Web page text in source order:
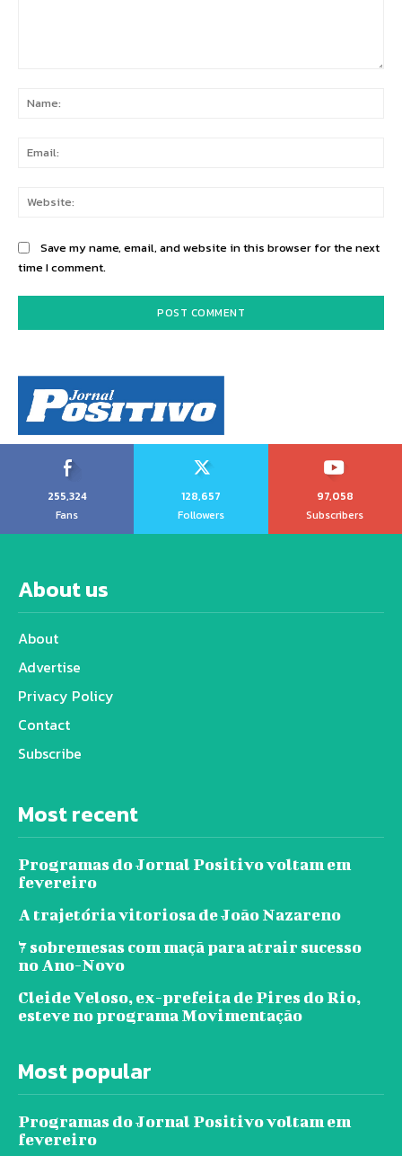
Save my name, email, and website in this browser for the next
time I comment.
255,324
Fans
128,657
Followers
97,058
Subscribers
About us
About
Advertise
Privacy Policy
Contact
Subscribe
Most recent
Programas do Jornal Positivo voltam em
fevereiro
A trajetória vitoriosa de João Nazareno
7 sobremesas com maçã para atrair sucesso
no Ano-Novo
Cleide Veloso, ex-prefeita de Pires do Rio,
esteve no programa Movimentação
Most popular
Programas do Jornal Positivo voltam em
fevereiro